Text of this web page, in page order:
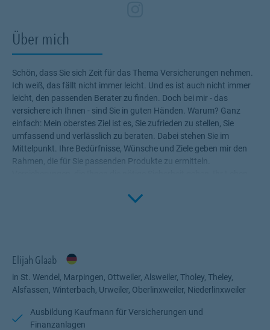
Über mich
Schön, dass Sie sich Zeit für das Thema Versicherungen nehmen.
Ich weiß, das fällt nicht immer leicht. Und es ist auch nicht immer
leicht, den passenden Berater zu finden. Doch bei mir - das
versichere ich Ihnen - sind Sie in guten Händen. Warum? Ganz
einfach: Mein oberstes Ziel ist es, Sie zufrieden zu stellen, Sie
umfassend und verlässlich zu beraten. Dabei stehen Sie im
Mittelpunkt. Ihre Bedürfnisse, Wünsche und Ziele geben mir den
Rahmen, die für Sie passenden Produkte zu ermitteln.
Fachwissen, meiner Begeisterung für alle Fragen rund um das
Click to
Elijah Glaab
in St. Wendel, Marpingen, Ottweiler, Alsweiler, Tholey, Theley,
Alsfassen, Winterbach, Urweiler, Oberlinxweiler, Niederlinxweiler
Ausbildung Kaufmann für Versicherungen und
Finanzanlagen